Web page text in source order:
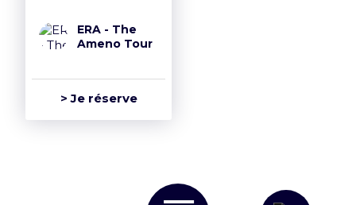
ERA - The
Ameno Tour
> Je réserve